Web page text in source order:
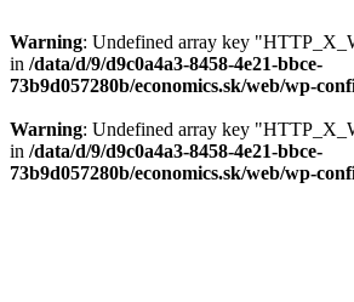
Warning: Undefined array key
in /data/d/9/d9c0a4a3-8458-4e21-bbce-
73b9d057280b/economics.sk/web/wp-
Warning: Undefined array key
in /data/d/9/d9c0a4a3-8458-4e21-bbce-
73b9d057280b/economics.sk/web/wp-